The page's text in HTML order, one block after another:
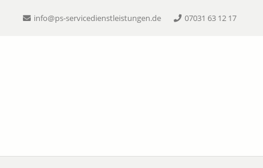
info@ps-servicedienstleistungen.de 07031 63 12 17